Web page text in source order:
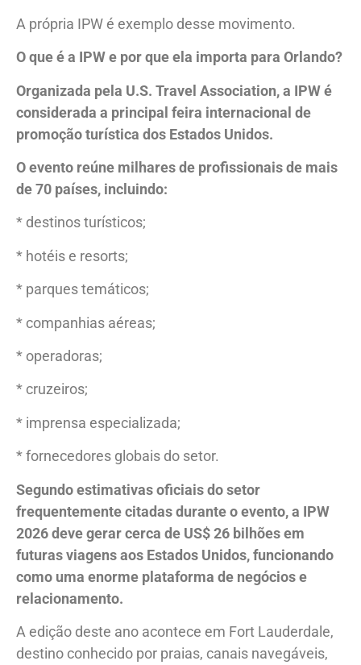
A própria IPW é exemplo desse movimento.
O que é a IPW e por que ela importa para Orlando?
Organizada pela U.S. Travel Association, a IPW é
considerada a principal feira internacional de
promoção turística dos Estados Unidos.
O evento reúne milhares de profissionais de mais
de 70 países, incluindo:
* destinos turísticos;
* hotéis e resorts;
* parques temáticos;
* companhias aéreas;
* operadoras;
* cruzeiros;
* imprensa especializada;
* fornecedores globais do setor.
Segundo estimativas oficiais do setor
frequentemente citadas durante o evento, a IPW
2026 deve gerar cerca de US$ 26 bilhões em
futuras viagens aos Estados Unidos, funcionando
como uma enorme plataforma de negócios e
relacionamento.
A edição deste ano acontece em Fort Lauderdale,
destino conhecido por praias, canais navegáveis,